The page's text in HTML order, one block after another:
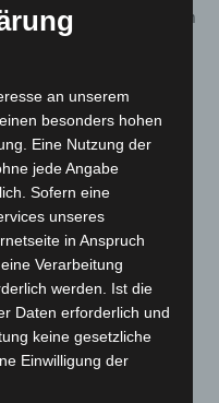
Auswertung der Daten
„Aus fachlicher
ganz überwiegend
Rauchwarnmelder
Reduzierung der
durch die Verbreitung
stark
im Jahr 2023
Folgen von solchen
von ihnen waren
dass heute vor allem
zu Schaden
an unserem
besonders hohen
Eine Nutzung der
jede Angabe
Sofern eine
unseres
in Anspruch
Verarbeitung
werden. Ist die
Daten erforderlich und
keine gesetzliche
Einwilligung der